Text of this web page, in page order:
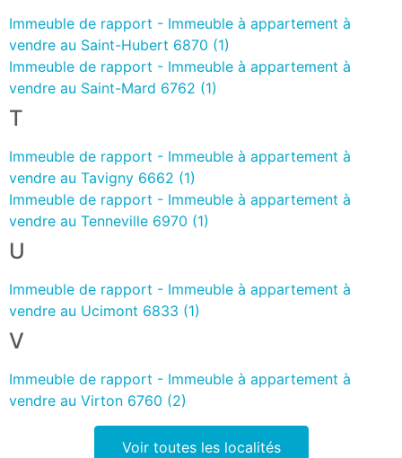
Immeuble de rapport - Immeuble à appartement à
vendre au Saint-Hubert 6870 (1)
Immeuble de rapport - Immeuble à appartement à
vendre au Saint-Mard 6762 (1)
T
Immeuble de rapport - Immeuble à appartement à
vendre au Tavigny 6662 (1)
Immeuble de rapport - Immeuble à appartement à
vendre au Tenneville 6970 (1)
U
Immeuble de rapport - Immeuble à appartement à
vendre au Ucimont 6833 (1)
V
Immeuble de rapport - Immeuble à appartement à
vendre au Virton 6760 (2)
Voir toutes les localités